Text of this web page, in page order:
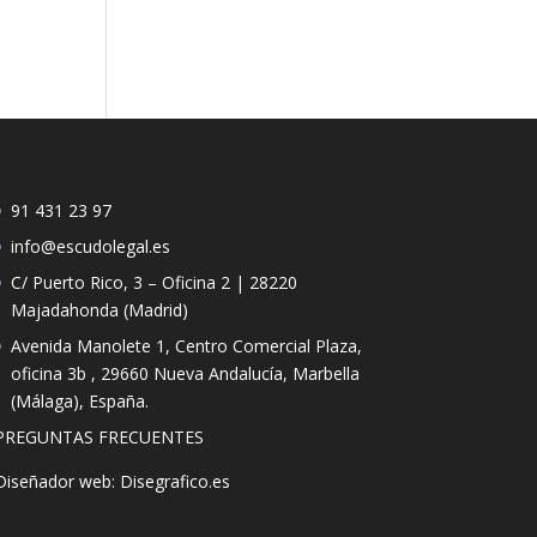
91 431 23 97
info@escudolegal.es
C/ Puerto Rico, 3 – Oficina 2 | 28220
Majadahonda (Madrid)
Avenida Manolete 1, Centro Comercial Plaza,
oficina 3b , 29660 Nueva Andalucía, Marbella
(Málaga), España.
FRECUENTES
web: Disegrafico.es